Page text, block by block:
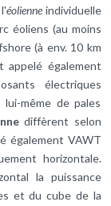
éolienneindividuelle
éoliens (au moins
(à env. 10 km
appelé également
électriques
même de pales
diffèrent selon
également VAWT
horizontale.
la puissance
et du cube de la